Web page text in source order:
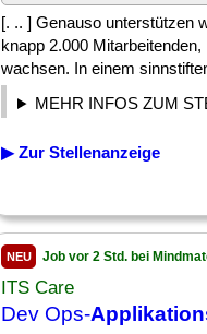
[. .. ] Genauso unterstützen
knapp 2.000
wachsen. In einem
MEHR INFOS ZUM
▶ Zur Stellenanzeige
NEU Job vor 2 Std. bei
ITS Care
Dev Ops-